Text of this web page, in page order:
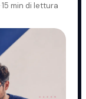
·15 min di lettura